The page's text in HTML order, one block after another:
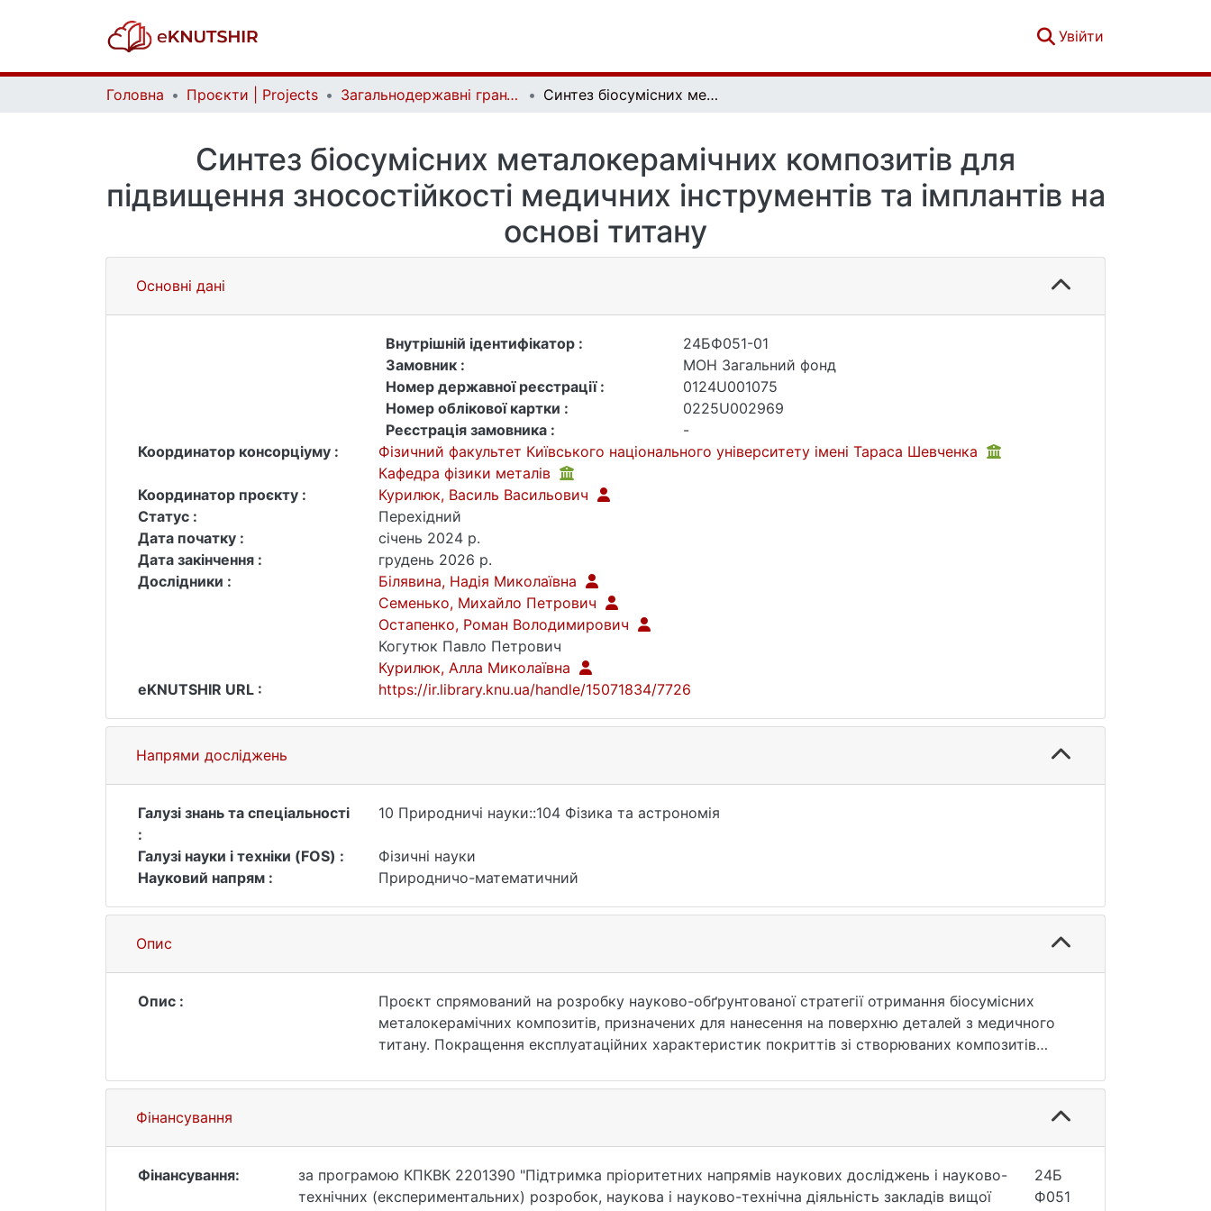
Увійти
Головна Проєкти | Projects Загальнодержавні гранти | National grants Синтез біосумісних металокерамічних композитів для підвищення зносостійкості медичних інструментів та імплантів на основі титану
Синтез біосумісних металокерамічних композитів для
підвищення зносостійкості медичних інструментів та імплантів на
основі титану
Основні дані
Внутрішній ідентифікатор :
24БФ051-01
Замовник :
МОН Загальний фонд
Номер державної реєстрації :
0124U001075
Номер облікової картки :
0225U002969
Реєстрація замовника :
-
Координатор консорціуму :
Фізичний факультет Київського національного університету імені Тараса Шевченка
Кафедра фізики металів
Координатор проєкту :
Курилюк, Василь Васильович
Статус :
Перехідний
Дата початку :
січень 2024 р.
Дата закінчення :
грудень 2026 р.
Дослідники :
Білявина, Надія Миколаївна
Семенько, Михайло Петрович
Остапенко, Роман Володимирович
Когутюк Павло Петрович
Курилюк, Алла Миколаївна
eKNUTSHIR URL :
https://ir.library.knu.ua/handle/15071834/7726
Напрями досліджень
Галузі знань та спеціальності
:
10 Природничі науки::104 Фізика та астрономія
Галузі науки і техніки (FOS) :
Фізичні науки
Науковий напрям :
Природничо-математичний
Опис
Опис :
Проєкт спрямований на розробку науково-обґрунтованої стратегії отримання біосумісних
металокерамічних композитів, призначених для нанесення на поверхню деталей з медичного
титану. Покращення експлуатаційних характеристик покриттів зі створюваних композитів
синтезованих багатокомпонентних карбідів перехідних металів. Методологія досліджень за
характеристик легованих ними нанокомпозитів. Отримані результати слугуватимуть основою
для подальших теоретичних розрахунків та комп’ютерного моделювання фізичних процесів,
що протікають при стимульованих твердофазних реакціях, та складатимуть наукове підґрунтя
Фінансування
Фінансування:
за програмою КПКВК 2201390 "Підтримка пріоритетних напрямів наукових досліджень і науково-
технічних (експериментальних) розробок, наукова і науково-технічна діяльність закладів вищої
24Б
Ф051